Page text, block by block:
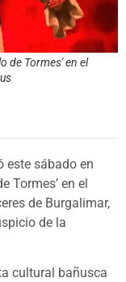
de Tormes' en el
este sábado en
Tormes’ en el
de Burgalimar,
de la
cultural bañusca